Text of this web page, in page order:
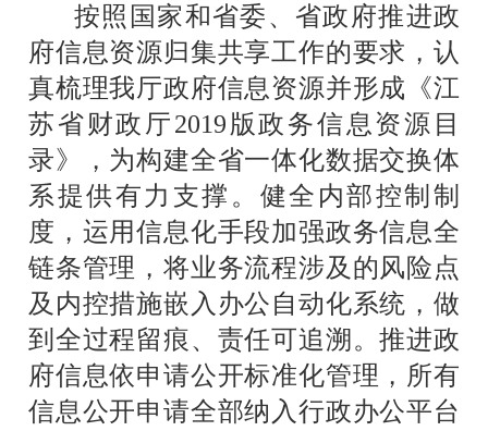
按照国家和省委、省政府推进政
府信息资源归集共享工作的要求，认
真梳理我厅政府信息资源并形成《江
苏省财政厅2019 版政务信息资源目
录》，为构建全省一体化数据交换体
系提供有力支撑。健全内部控制制
度，运用信息化手段加强政务信息全
链条管理，将业务流程涉及的风险点
及内控措施嵌入办公自动化系统，做
到全过程留痕、责任可追溯。推进政
府信息依申请公开标准化管理，所有
信息公开申请全部纳入行政办公平台